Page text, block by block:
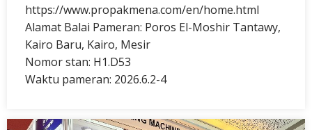
https://www.propakmena.com/en/home.html
Alamat Balai Pameran: Poros El-Moshir Tantawy,
Kairo Baru, Kairo, Mesir
Nomor stan: H1.D53
Waktu pameran: 2026.6.2-4